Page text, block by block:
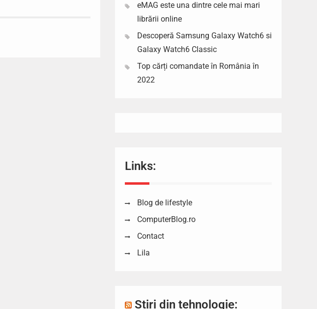
eMAG este una dintre cele mai mari
librării online
Descoperă Samsung Galaxy Watch6 si
Galaxy Watch6 Classic
Top cărți comandate în România în
2022
Links:
Blog de lifestyle
ComputerBlog.ro
Contact
Lila
Stiri din tehnologie: